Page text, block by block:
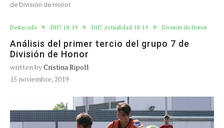
de División de Honor
Destacado DH7 18-19 DH7 Actualidad 18-19 Division de Honor
Análisis del primer tercio del grupo 7 de
División de Honor
written byCristina Ripoll
15 noviembre, 2019